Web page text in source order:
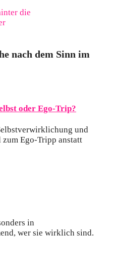
nach dem Sinn im
oder Ego-Trip?
und
Ego-Tripp anstatt
in
wer sie wirklich sind.